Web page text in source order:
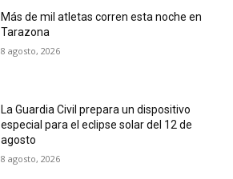
Más de mil atletas corren esta noche en
Tarazona
8 agosto, 2026
La Guardia Civil prepara un dispositivo
especial para el eclipse solar del 12 de
agosto
8 agosto, 2026